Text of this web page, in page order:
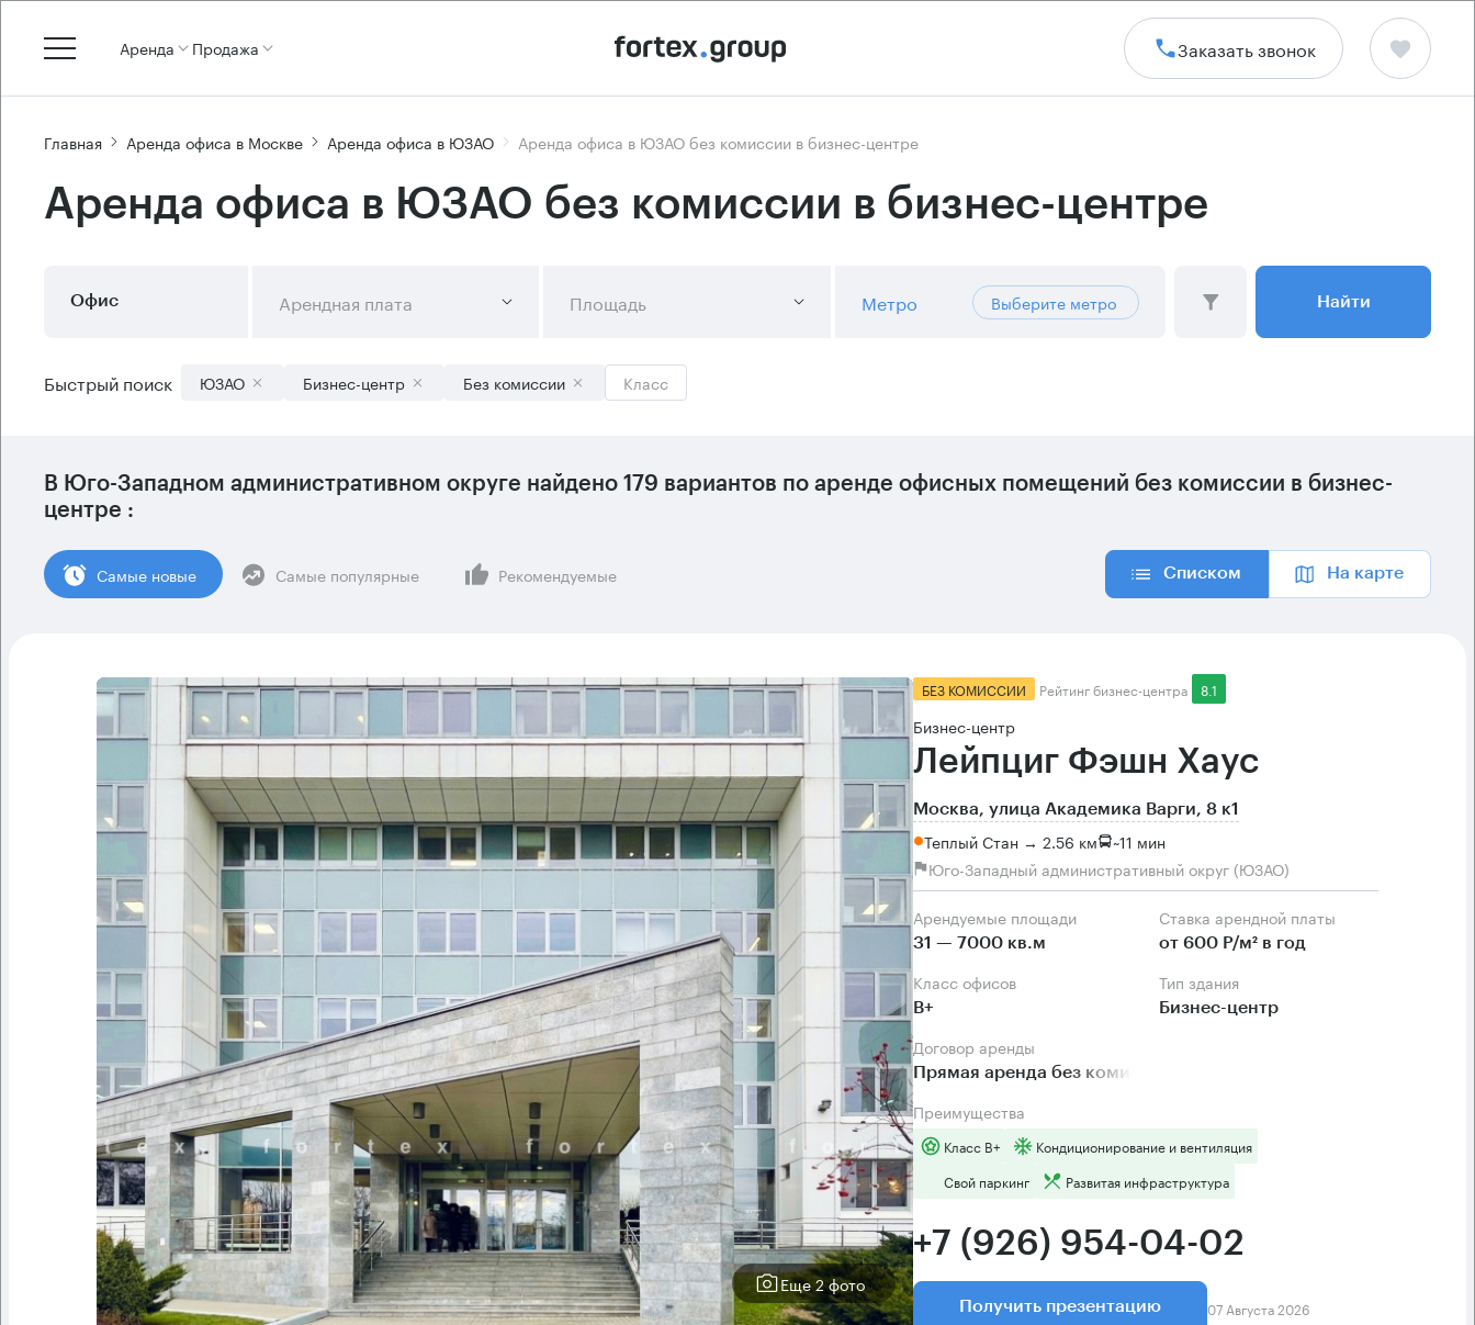
Аренда Продажа Заказать звонок
Главная Аренда офиса в Москве Аренда офиса в ЮЗАО Аренда офиса в ЮЗАО без комиссии в бизнес-центре
Аренда офиса в ЮЗАО без комиссии в бизнес-центре
Офис Арендная плата Площадь Метро Выберите метро Найти
Быстрый поиск ЮЗАО Бизнес-центр Без комиссии Класс
В Юго-Западном административном округе найдено 179 вариантов по аренде офисных помещений без комиссии в бизнес-
центре :
Cамые новые Самые популярные Рекомендуемые Списком На карте
Еще 2 фото
БЕЗ КОМИССИИ Рейтинг бизнес-центра 8.1
Бизнес-центр
Лейпциг Фэшн Хаус
Москва, улица Академика Варги, 8 к1
Теплый Стан → 2.56 км ~11 мин
Юго-Западный административный округ (ЮЗАО)
Арендуемые площади
31 — 7000 кв.м
Ставка арендной платы
от 600 Р/м² в год
Класс офисов
B+
Тип здания
Бизнес-центр
Договор аренды
Прямая аренда без комиссии
Преимущества
Класс B+
Кондиционирование и вентиляция
Свой паркинг
Развитая инфраструктура
+7 (926) 954-04-02
Получить презентацию 07 Августа 2026